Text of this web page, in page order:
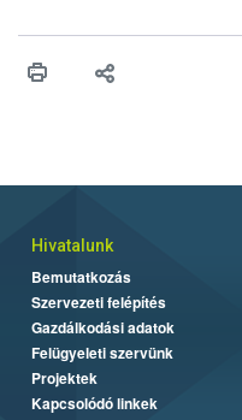
érésű szőlőkben is legyen
felhasználók számára is
Hivatalunk
Bemutatkozás
Szervezeti felépítés
Gazdálkodási adatok
Felügyeleti szervünk
Projektek
Kapcsolódó linkek